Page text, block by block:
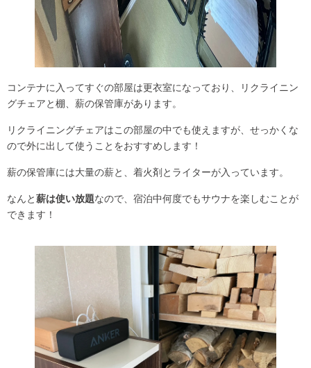
コンテナに入ってすぐの部屋は更衣室になっており、リクライニン
グチェアと棚、薪の保管庫があります。
リクライニングチェアはこの部屋の中でも使えますが、せっかくな
ので外に出して使うことをおすすめします！
薪の保管庫には大量の薪と、着火剤とライターが入っています。
なんと薪は使い放題なので、宿泊中何度でもサウナを楽しむことが
できます！